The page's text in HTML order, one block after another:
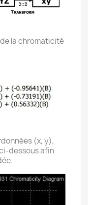
la chromaticité
(x, y),
dessous afin